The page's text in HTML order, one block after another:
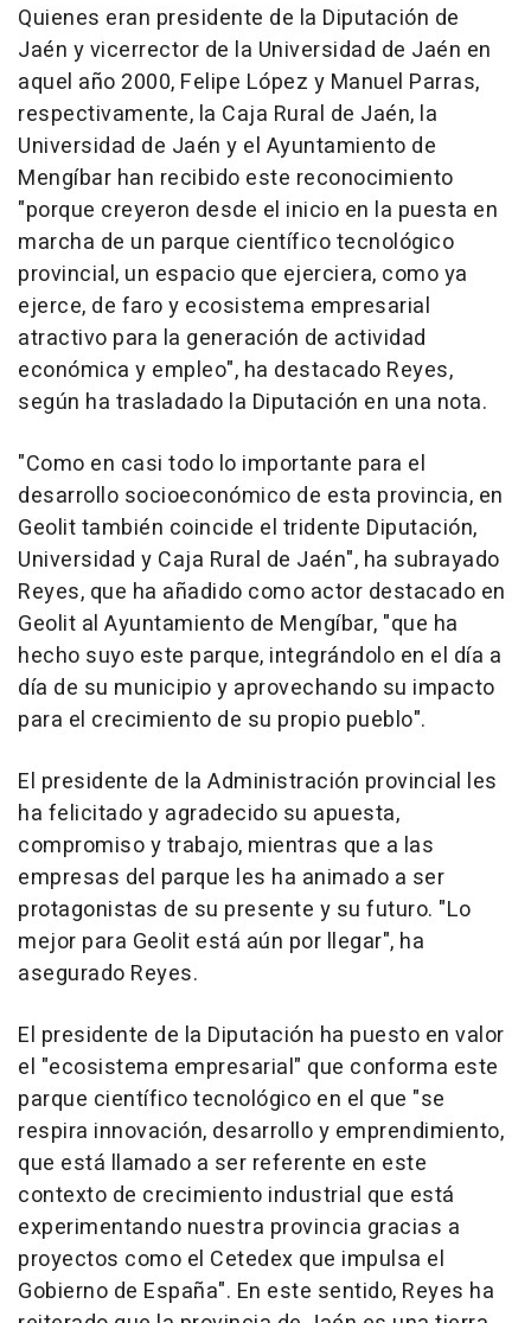
Quienes eran presidente de la Diputación de
Jaén y vicerrector de la Universidad de Jaén en
aquel año 2000, Felipe López y Manuel Parras,
respectivamente, la Caja Rural de Jaén, la
Universidad de Jaén y el Ayuntamiento de
Mengíbar han recibido este reconocimiento
"porque creyeron desde el inicio en la puesta en
marcha de un parque científico tecnológico
provincial, un espacio que ejerciera, como ya
ejerce, de faro y ecosistema empresarial
atractivo para la generación de actividad
económica y empleo", ha destacado Reyes,
según ha trasladado la Diputación en una nota.
"Como en casi todo lo importante para el
desarrollo socioeconómico de esta provincia, en
Geolit también coincide el tridente Diputación,
Universidad y Caja Rural de Jaén", ha subrayado
Reyes, que ha añadido como actor destacado en
Geolit al Ayuntamiento de Mengíbar, "que ha
hecho suyo este parque, integrándolo en el día a
día de su municipio y aprovechando su impacto
para el crecimiento de su propio pueblo".
El presidente de la Administración provincial les
ha felicitado y agradecido su apuesta,
compromiso y trabajo, mientras que a las
empresas del parque les ha animado a ser
protagonistas de su presente y su futuro. "Lo
mejor para Geolit está aún por llegar", ha
asegurado Reyes.
El presidente de la Diputación ha puesto en valor
el "ecosistema empresarial" que conforma este
parque científico tecnológico en el que "se
respira innovación, desarrollo y emprendimiento,
que está llamado a ser referente en este
contexto de crecimiento industrial que está
experimentando nuestra provincia gracias a
proyectos como el Cetedex que impulsa el
Gobierno de España". En este sentido, Reyes ha